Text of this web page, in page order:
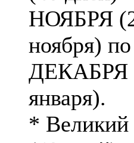
НОЯБРЯ
ноября)
ДЕКАБРЯ
января).
* Великий